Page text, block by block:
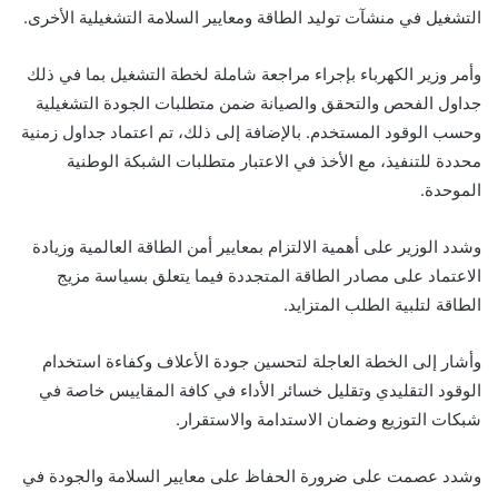
التشغيل في منشآت توليد الطاقة ومعايير السلامة التشغيلية الأخرى.
وأمر وزير الكهرباء بإجراء مراجعة شاملة لخطة التشغيل بما في ذلك
جداول الفحص والتحقق والصيانة ضمن متطلبات الجودة التشغيلية
وحسب الوقود المستخدم. بالإضافة إلى ذلك، تم اعتماد جداول زمنية
محددة للتنفيذ، مع الأخذ في الاعتبار متطلبات الشبكة الوطنية
الموحدة.
وشدد الوزير على أهمية الالتزام بمعايير أمن الطاقة العالمية وزيادة
الاعتماد على مصادر الطاقة المتجددة فيما يتعلق بسياسة مزيج
الطاقة لتلبية الطلب المتزايد.
وأشار إلى الخطة العاجلة لتحسين جودة الأعلاف وكفاءة استخدام
الوقود التقليدي وتقليل خسائر الأداء في كافة المقاييس خاصة في
شبكات التوزيع وضمان الاستدامة والاستقرار.
وشدد عصمت على ضرورة الحفاظ على معايير السلامة والجودة في